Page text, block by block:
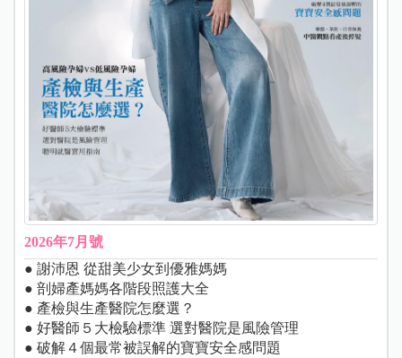
2026年7月號
● 謝沛恩 從甜美少女到優雅媽媽
● 剖婦產媽媽各階段照護大全
● 產檢與生產醫院怎麼選？
● 好醫師５大檢驗標準 選對醫院是風險管理
● 破解４個最常被誤解的寶寶安全感問題